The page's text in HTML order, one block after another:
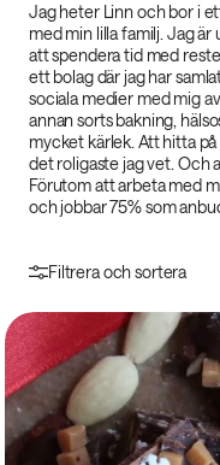
Jag heter Linn och bor i
med min lilla familj. Jag
att spendera tid med
ett bolag där jag har
sociala medier med mig
annan sorts bakning,
mycket kärlek. Att hitta
det roligaste jag vet. Och
Förutom att arbeta med
och jobbar 75% som
Filtrera och sortera